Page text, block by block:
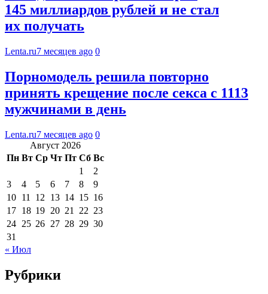
145 миллиардов рублей и не стал
их получать
Lenta.ru7 месяцев ago 0
Порномодель решила повторно
принять крещение после секса с 1113
мужчинами в день
Lenta.ru7 месяцев ago 0
Август 2026
Пн Вт Ср Чт Пт Сб Вс
1
2
3
4 5 6 7 8
9
10 11 12 13 14 15 16
17 18 19 20 21 22 23
24 25 26 27 28 29 30
31
« Июл
Рубрики